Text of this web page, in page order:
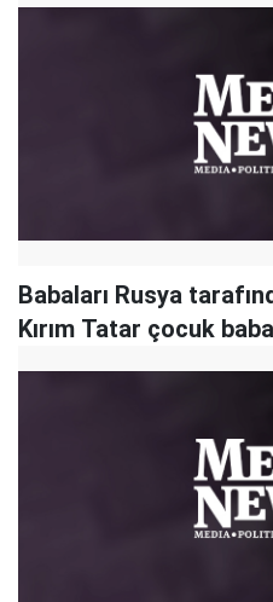
Babaları Rusya
Kırım Tatar çocuk